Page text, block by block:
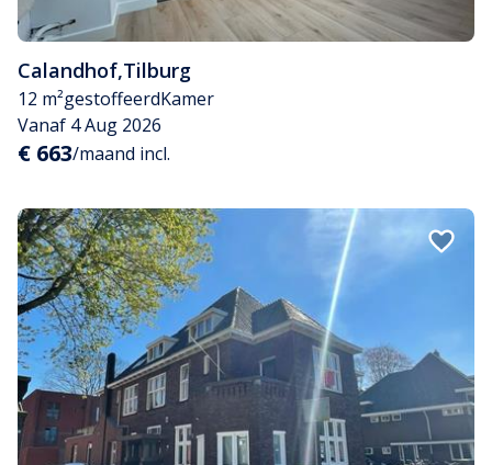
Calandhof,Tilburg
12 m²gestoffeerdKamer
Vanaf 4 Aug 2026
€ 663/maand incl.